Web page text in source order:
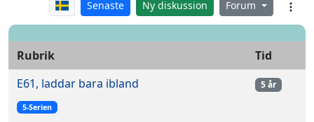
Senaste Ny diskussion Forum
Rubrik
Tid
E61, laddar bara ibland
5-Serien
5 år